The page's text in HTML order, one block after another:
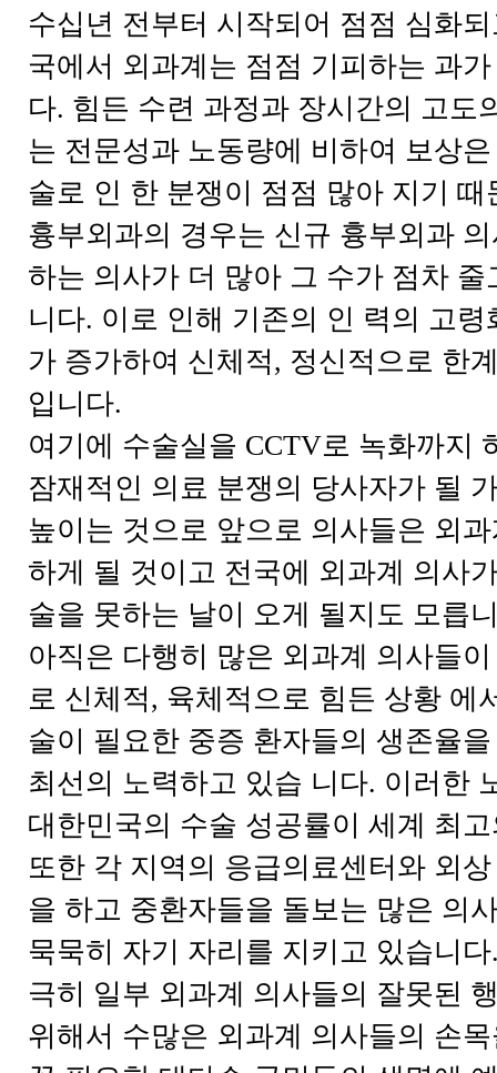
수십년 전부터 시작되어 점점 심화
국에서 외과계는 점점 기피하는 과
다. 힘든 수련 과정과 장시간의 고도
는 전문성과 노동량에 비하여 보상
술로 인 한 분쟁이 점점 많아 지기 때
흉부외과의 경우는 신규 흉부외과
하는 의사가 더 많아 그 수가 점차 줄
니다. 이로 인해 기존의 인 력의 고령
가 증가하여 신체적, 정신적으로 한
입니다.
여기에 수술실을 CCTV로 녹화까지
잠재적인 의료 분쟁의 당사자가 될
높이는 것으로 앞으로 의사들은 외
하게 될 것이고 전국에 외과계 의사
술을 못하는 날이 오게 될지도 모릅
아직은 다행히 많은 외과계 의사들
로 신체적, 육체적으로 힘든 상황 에
술이 필요한 중증 환자들의 생존율
최선의 노력하고 있습 니다. 이러한
대한민국의 수술 성공률이 세계 최
또한 각 지역의 응급의료센터와 외
을 하고 중환자들을 돌보는 많은 의
묵묵히 자기 자리를 지키고 있습니
극히 일부 외과계 의사들의 잘못된
위해서 수많은 외과계 의사들의 손